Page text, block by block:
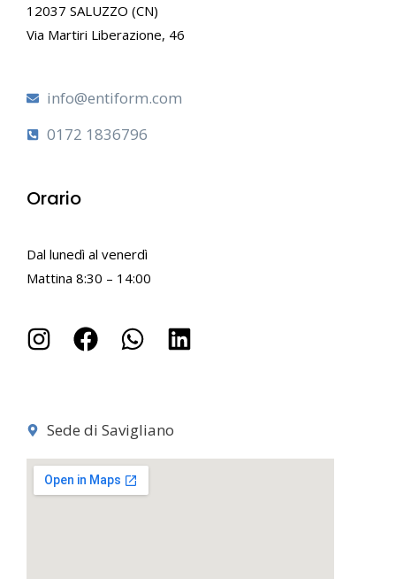
12037 SALUZZO (CN)
Via Martiri Liberazione, 46
info@entiform.com
0172 1836796
Orario
Dal lunedì al venerdì
Mattina 8:30 – 14:00
Sede di Savigliano